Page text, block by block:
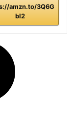
amzn.to/3Q6G
bI2